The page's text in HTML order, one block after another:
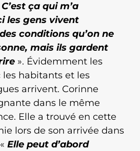
C’est ça qui m’a
les gens vivent
conditions qu’on ne
mais ils gardent
». Évidemment les
les habitants et les
arrivent. Corinne
dans le même
Elle a trouvé en cette
lors de son arrivée dans
Elle peut d’abord